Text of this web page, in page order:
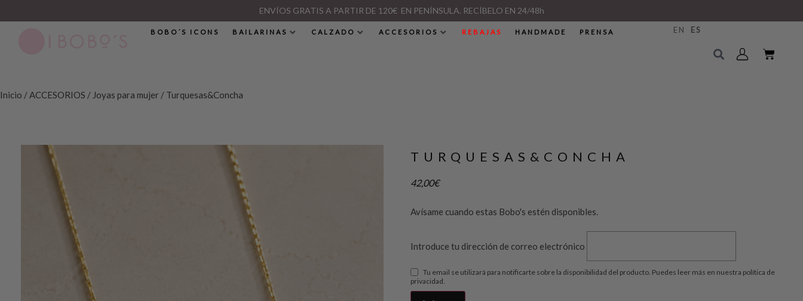
ENVÍOS GRATIS A PARTIR DE 120€ EN PENÍNSULA. RECÍBELO EN 24/48h
BOBO´S ICONS BAILARINAS CALZADO ACCESORIOS REBAJAS HANDMADE PRENSA EN ES
Inicio /ACCESORIOS / Joyas para mujer / Turquesas&Concha
TURQUESAS&CONCHA
42,00€
Avísame cuando estas Bobo's estén disponibles.
Introduce tu dirección de correo electrónico
Tu email se utilizará para notificarte sobre la disponibilidad del producto. Puedes leer más en nuestra política de
privacidad.